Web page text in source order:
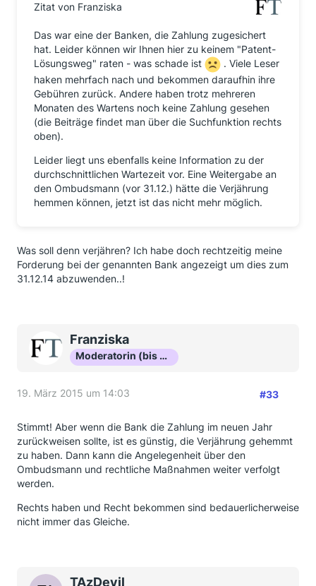
Zitat von Franziska
Das war eine der Banken, die Zahlung zugesichert
hat. Leider können wir Ihnen hier zu keinem "Patent-
Lösungsweg" raten - was schade ist
. Viele Leser
haken mehrfach nach und bekommen daraufhin ihre
Gebühren zurück. Andere haben trotz mehreren
Monaten des Wartens noch keine Zahlung gesehen
(die Beiträge findet man über die Suchfunktion rechts
oben).
Leider liegt uns ebenfalls keine Information zu der
durchschnittlichen Wartezeit vor. Eine Weitergabe an
den Ombudsmann (vor 31.12.) hätte die Verjährung
hemmen können, jetzt ist das nicht mehr möglich.
Was soll denn verjähren? Ich habe doch rechtzeitig meine
Forderung bei der genannten Bank angezeigt um dies zum
31.12.14 abzuwenden..!
Franziska
Moderatorin (bis Okt 16)
19. März 2015 um 14:03 #33
Stimmt! Aber wenn die Bank die Zahlung im neuen Jahr
zurückweisen sollte, ist es günstig, die Verjährung gehemmt
zu haben. Dann kann die Angelegenheit über den
Ombudsmann und rechtliche Maßnahmen weiter verfolgt
werden.
Rechts haben und Recht bekommen sind bedauerlicherweise
nicht immer das Gleiche.
TAzDevil